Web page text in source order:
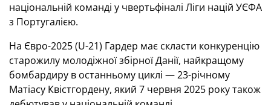
національній команді у чвертьфіналі Ліги націй УЄФА
з Португалією.
На Євро-2025 (U-21) Гардер має скласти конкуренцію
старожилу молодіжної збірної Данії, найкращому
бомбардиру в останньому циклі — 23-річному
Матіасу Квістгордену, який 7 червня 2025 року також